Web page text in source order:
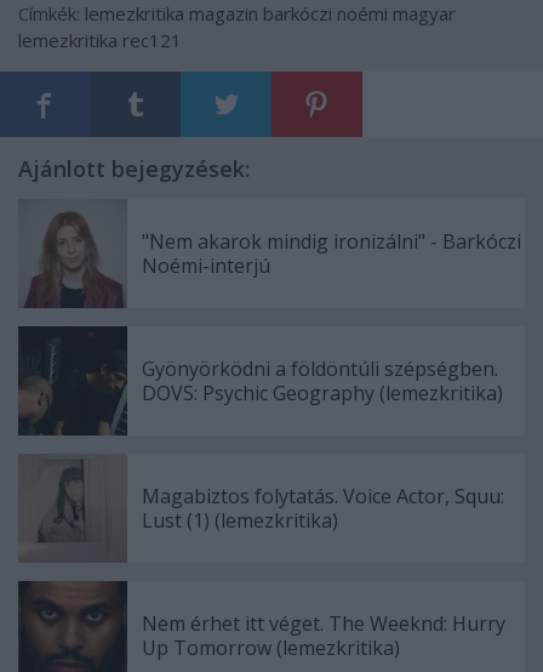
Címkék: lemezkritika magazin barkóczi noémi magyar
lemezkritika rec121
Ajánlott bejegyzések:
"Nem akarok mindig ironizálni" - Barkóczi
Noémi-interjú
Gyönyörködni a földöntúli szépségben.
DOVS: Psychic Geography (lemezkritika)
Magabiztos folytatás. Voice Actor, Squu:
Lust (1) (lemezkritika)
Nem érhet itt véget. The Weeknd: Hurry
Up Tomorrow (lemezkritika)